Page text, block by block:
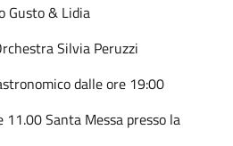
Gusto & Lidia
Silvia Peruzzi
dalle ore 19:00
11.00 Santa Messa presso la